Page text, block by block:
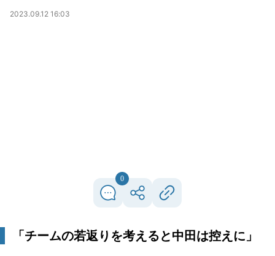
2023.09.12 16:03
0
「チームの若返りを考えると中田は控えに」